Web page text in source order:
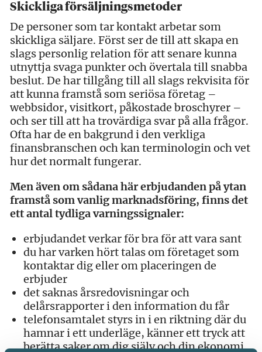
Skickliga försäljningsmetoder
De personer som tar kontakt arbetar som
skickliga säljare. Först ser de till att skapa en
slags personlig relation för att senare kunna
utnyttja svaga punkter och övertala till snabba
beslut. De har tillgång till all slags rekvisita för
att kunna framstå som seriösa företag –
webbsidor, visitkort, påkostade broschyrer –
och ser till att ha trovärdiga svar på alla frågor.
Ofta har de en bakgrund i den verkliga
finansbranschen och kan terminologin och vet
hur det normalt fungerar.
Men även om sådana här erbjudanden på ytan
framstå som vanlig marknadsföring, finns det
ett antal tydliga varningssignaler:
erbjudandet verkar för bra för att vara sant
du har varken hört talas om företaget som
kontaktar dig eller om placeringen de
erbjuder
det saknas årsredovisningar och
delårsrapporter i den information du får
telefonsamtalet styrs in i en riktning där du
hamnar i ett underläge, känner ett tryck att
berätta saker om dig själv och din ekonomi